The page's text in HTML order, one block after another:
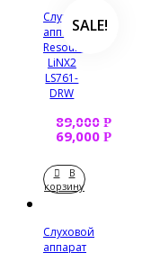
SALE!
Слуховой
аппарат
Resound
LiNX2
LS761-
DRW
89,000 Р
69,000 Р
В
корзину
Слуховой
аппарат